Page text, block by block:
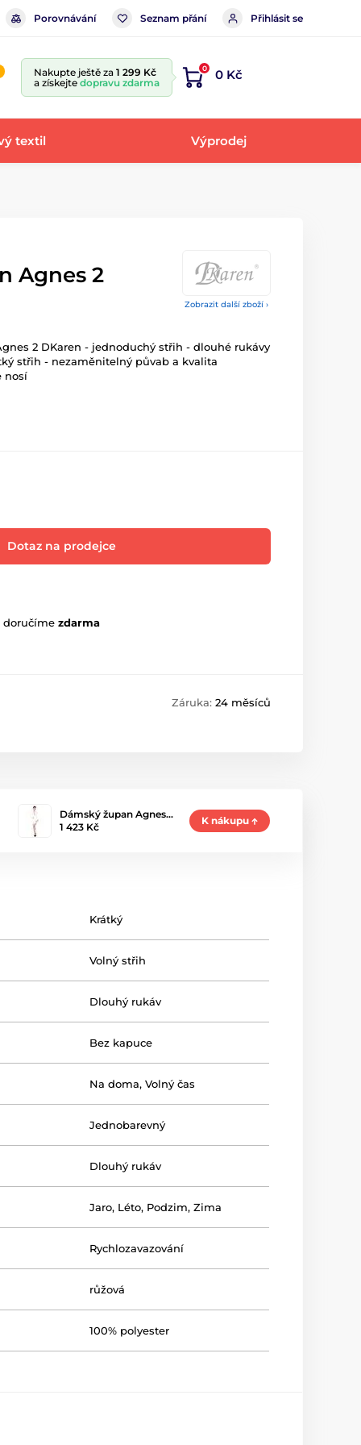
Porovnávání Seznam přání Přihlásit se
Nakupte ještě za 1 299 Kč
a získejte dopravu zdarma
0 0 Kč
textil Výprodej
Zobrazit další zboží ›
Agnes 2
2 DKaren - jednoduchý střih - dlouhé rukávy
střih - nezaměnitelný půvab a kvalita
nosí
Dotaz na prodejce
doručíme zdarma
Záruka: 24 měsíců
Dámský župan Agnes…
1 423 Kč
K nákupu
Krátký
Volný střih
Dlouhý rukáv
Bez kapuce
Na doma,Volný čas
Jednobarevný
Dlouhý rukáv
Jaro, Léto, Podzim,Zima
Rychlozavazování
růžová
100% polyester